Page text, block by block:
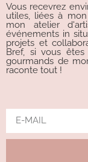
Vous recevrez
utiles, liées à
mon atelier
événements in
projets et
Bref, si vous êtes
gourmands de
raconte tout !